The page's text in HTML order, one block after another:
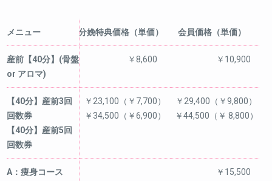
メニュー 分娩特典価格（単価） 会員価格（単価）
産前【40分】(骨盤
or アロマ)
￥8,600 ￥10,900
【40分】産前3回
回数券
【40分】産前5回
回数券
￥23,100（￥7,700）
￥34,500（￥6,900）
￥29,400（￥9,800）
￥44,500（￥ 8,800）
A：痩身コース
￥15,500